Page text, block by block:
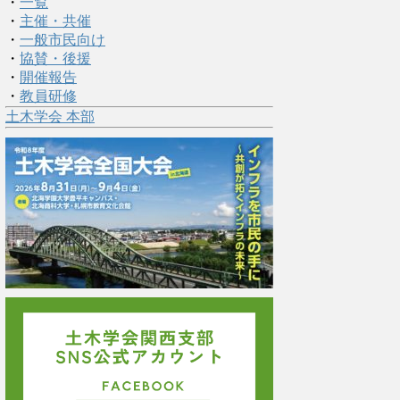
・ 主催・共催
・ 一般市民向け
・ 協賛・後援
・ 開催報告
・ 教員研修
土木学会 本部